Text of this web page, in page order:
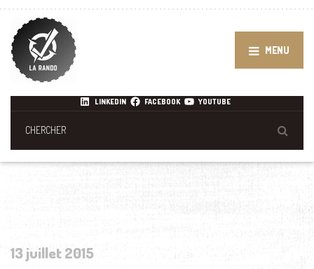
MENU
LINKEDIN FACEBOOK YOUTUBE
13 juillet 2015